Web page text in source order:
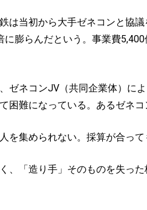
は当初から大手ゼネコンと協
に膨らんだという。事業費
ゼネコンJV（共同企業体）に
困難になっている。あるゼネコ
を集められない。採算が合っ
、「造り手」そのものを失った